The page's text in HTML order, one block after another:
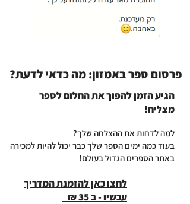
פרסום ספר באמזון: מה כדאי לדעת?
הגיע הזמן להפוך את החלום לספר
מצליח!
למה לדחות את ההצלחה שלך?
בעוד כמה ימים הספר שלך כבר יכול להיות למכירה
באתר הספרים הגדול בעולם!
לחצו כאן להזמנת המדריך
עכשיו - ב 35 ₪